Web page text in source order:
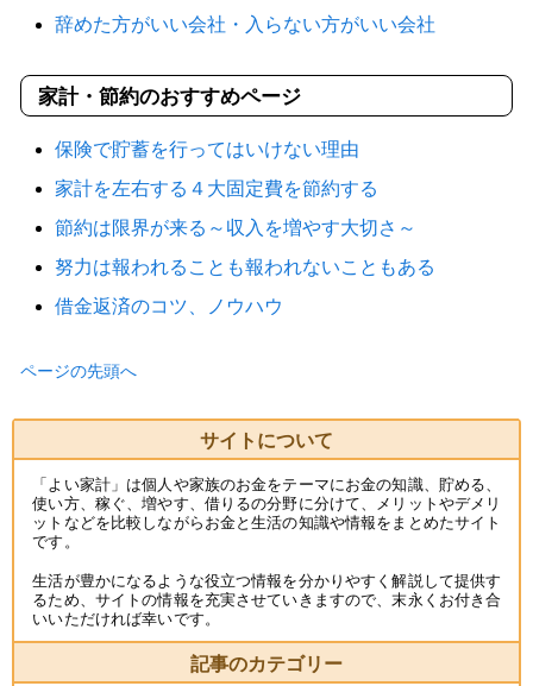
辞めた方がいい会社・入らない方がいい会社
家計・節約のおすすめページ
保険で貯蓄を行ってはいけない理由
家計を左右する４大固定費を節約する
節約は限界が来る～収入を増やす大切さ～
努力は報われることも報われないこともある
借金返済のコツ、ノウハウ
ページの先頭へ
サイトについて
「よい家計」は個人や家族のお金をテーマにお金の知識、貯める、
使い方、稼ぐ、増やす、借りるの分野に分けて、メリットやデメリ
ットなどを比較しながらお金と生活の知識や情報をまとめたサイト
です。
生活が豊かになるような役立つ情報を分かりやすく解説して提供す
るため、サイトの情報を充実させていきますので、末永くお付き合
いいただければ幸いです。
記事のカテゴリー